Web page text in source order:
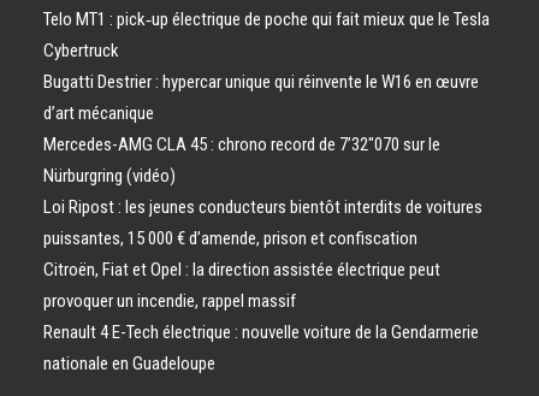
Telo MT1 : pick‑up électrique de poche qui fait mieux que le Tesla
Cybertruck
Bugatti Destrier : hypercar unique qui réinvente le W16 en œuvre
d’art mécanique
Mercedes-AMG CLA 45 : chrono record de 7’32″070 sur le
Nürburgring (vidéo)
Loi Ripost : les jeunes conducteurs bientôt interdits de voitures
puissantes, 15 000 € d’amende, prison et confiscation
Citroën, Fiat et Opel : la direction assistée électrique peut
provoquer un incendie, rappel massif
Renault 4 E-Tech électrique : nouvelle voiture de la Gendarmerie
nationale en Guadeloupe